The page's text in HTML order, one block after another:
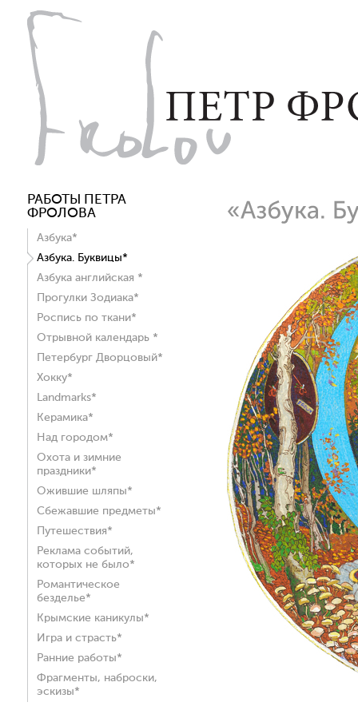
РАБОТЫ ПЕТРА
ФРОЛОВА
Азбука*
Азбука. Буквицы*
Азбука английская *
Прогулки Зодиака*
Роспись по ткани*
Отрывной календарь *
Петербург Дворцовый*
Хокку*
Landmarks*
Керамика*
Над городом*
Охота и зимние
праздники*
Ожившие шляпы*
Сбежавшие предметы*
Путешествия*
Реклама событий,
которых не было*
Романтическое
безделье*
Крымские каникулы*
Игра и страсть*
Ранние работы*
Фрагменты, наброски,
эскизы*